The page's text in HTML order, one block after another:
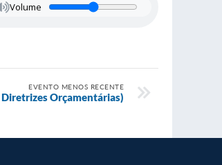
Volume
EVENTO MENOS RECENTE
Orçamentárias)